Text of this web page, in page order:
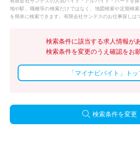
地や駅、職種等の検索だけではなく、地図検索や定期検
を簡単に検索できます。有限会社サンテスのお仕事探しは
検索条件に該当する求人情報が
検索条件を変更のうえ確認をお
「マイナビバイト」ト
検索条件を変更